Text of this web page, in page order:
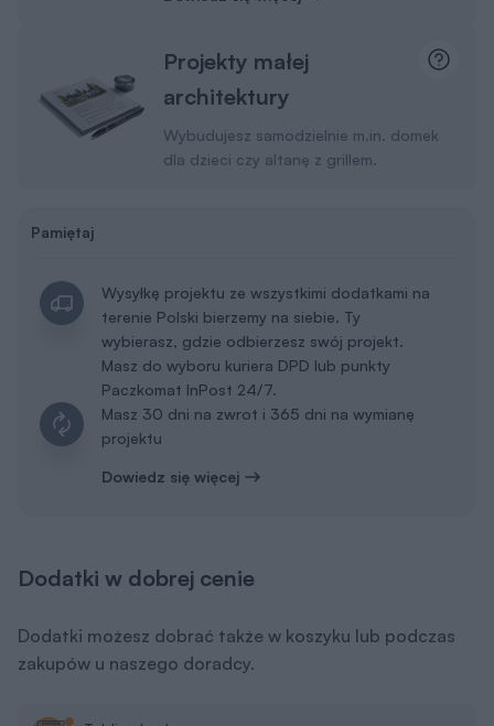
Projekty małej
architektury
Wybudujesz samodzielnie m.in. domek
dla dzieci czy altanę z grillem.
Pamiętaj
Wysyłkę projektu ze wszystkimi dodatkami na
terenie Polski bierzemy na siebie. Ty
wybierasz, gdzie odbierzesz swój projekt.
Masz do wyboru kuriera DPD lub punkty
Paczkomat InPost 24/7.
Masz 30 dni na zwrot i 365 dni na wymianę
projektu
Dowiedz się więcej
Dodatki w dobrej cenie
Dodatki możesz dobrać także w koszyku lub podczas
zakupów u naszego doradcy.